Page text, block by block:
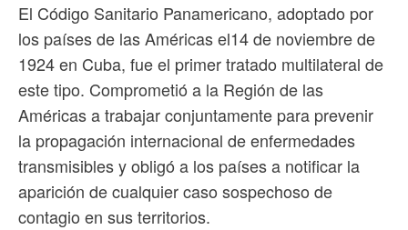
El Código Sanitario Panamericano, adoptado por
los países de las Américas el14 de noviembre de
1924 en Cuba, fue el primer tratado multilateral de
este tipo. Comprometió a la Región de las
Américas a trabajar conjuntamente para prevenir
la propagación internacional de enfermedades
transmisibles y obligó a los países a notificar la
aparición de cualquier caso sospechoso de
contagio en sus territorios.